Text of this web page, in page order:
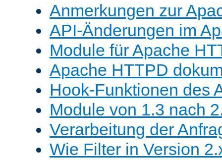
Anmerkungen zur
API-Änderungen im
Module für Apache
Apache HTTPD
Hook-Funktionen des
Module von 1.3 nach
Verarbeitung der
Wie Filter in Version